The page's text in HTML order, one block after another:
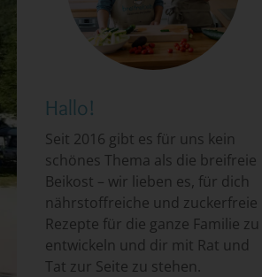
Hallo!
Seit 2016 gibt es für uns kein
schönes Thema als die breifreie
Beikost – wir lieben es, für dich
nährstoffreiche und zuckerfreie
Rezepte für die ganze Familie zu
entwickeln und dir mit Rat und
Tat zur Seite zu stehen.